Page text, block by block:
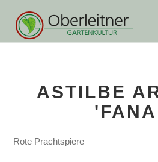
ASTILBE
Rote Prachtspiere